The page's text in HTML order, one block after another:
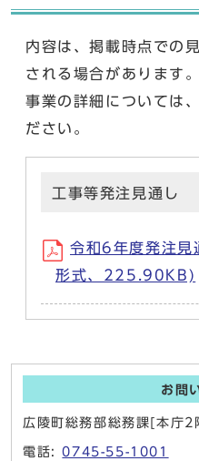
内容は、掲載時点での
される場合があります。
事業の詳細については
ださい。
工事等発注見通し
令和6年度発注
形式、225.90KB)
お問
広陵町総務部総務課[本庁2
電話:0745-55-1001